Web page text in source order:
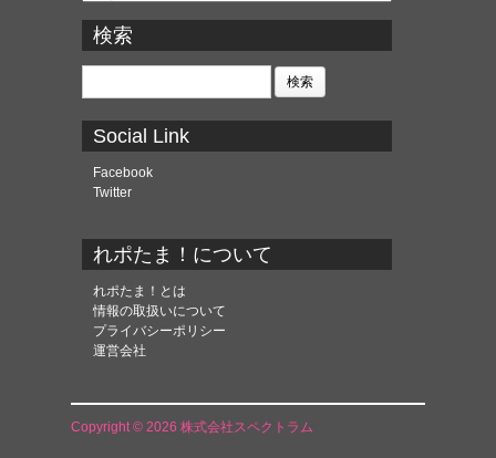
カ
イ
ブ
検索
検
Social Link
Facebook
Twitter
れポたま！について
れポたま！とは
情報の取扱いについて
プライバシーポリシー
運営会社
Copyright © 2026 株式会社スペクトラム